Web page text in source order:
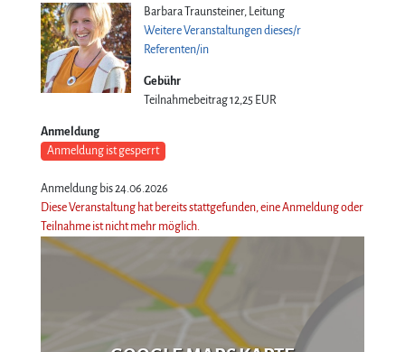
Barbara Traunsteiner, Leitung
Weitere Veranstaltungen dieses/r
Referenten/in
Gebühr
Teilnahmebeitrag12,25 EUR
Anmeldung
Anmeldung ist gesperrt
Anmeldung bis 24.06.2026
Diese Veranstaltung hat bereits stattgefunden, eine Anmeldung oder
Teilnahme ist nicht mehr möglich.